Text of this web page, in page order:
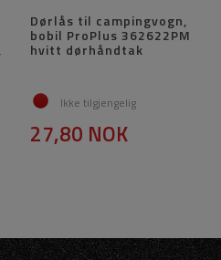
Dørlås til campingvogn,
bobil ProPlus 362622PM
hvitt dørhåndtak
Ikke tilgjengelig
27,80 NOK